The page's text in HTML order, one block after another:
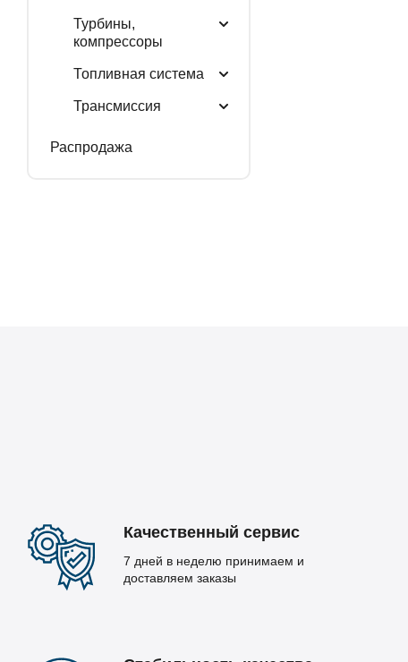
Турбины,
компрессоры
Топливная система
Трансмиссия
Распродажа
Качественный сервис
7 дней в неделю принимаем и
доставляем заказы